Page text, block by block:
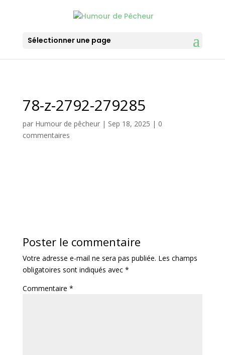
Sélectionner une page
78-z-2792-279285
par Humour de pêcheur| Sep 18, 2025 | 0
commentaires
Poster le commentaire
Votre adresse e-mail ne sera pas publiée. Les champs
obligatoires sont indiqués avec *
Commentaire *